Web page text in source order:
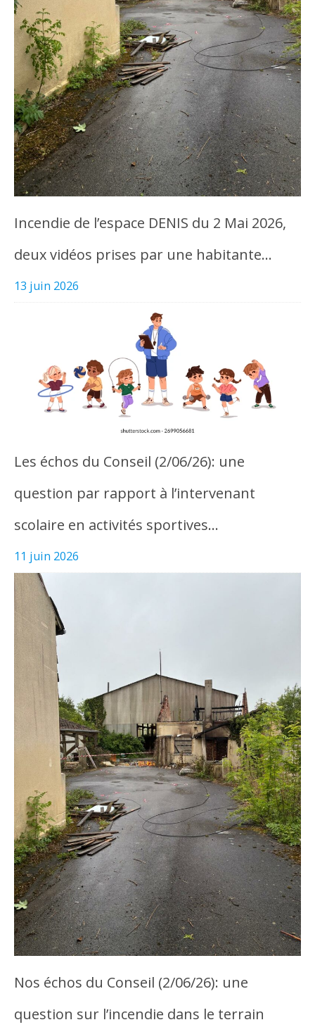
Incendie de l’espace DENIS du 2 Mai 2026,
deux vidéos prises par une habitante…
13 juin 2026
Les échos du Conseil (2/06/26): une
question par rapport à l’intervenant
scolaire en activités sportives…
11 juin 2026
Nos échos du Conseil (2/06/26): une
question sur l’incendie dans le terrain